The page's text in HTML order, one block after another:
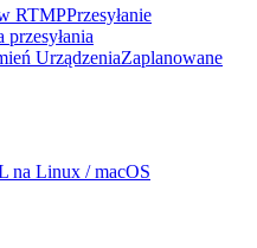
RTMPPrzesyłanie
przesyłania
UrządzeniaZaplanowane
na Linux / macOS